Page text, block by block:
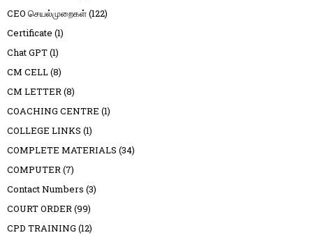
CEO செயல்முறைகள்(122)
Certificate (1)
Chat GPT(1)
CM CELL(8)
CM LETTER(8)
COACHING CENTRE (1)
COLLEGE LINKS (1)
COMPLETE MATERIALS (34)
COMPUTER(7)
Contact Numbers (3)
COURT ORDER(99)
CPD TRAINING (12)